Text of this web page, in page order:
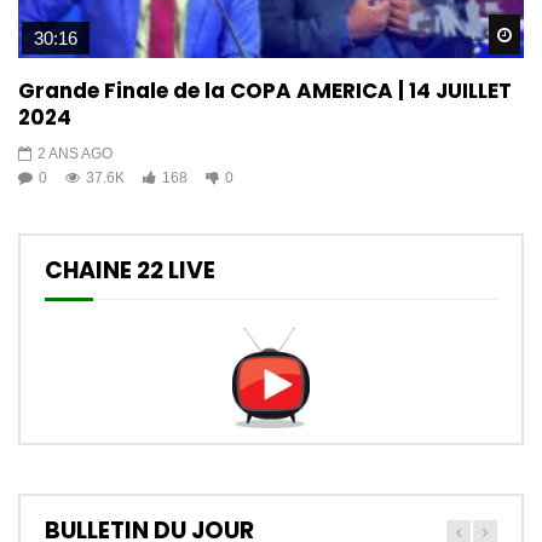
30:16
Grande Finale de la COPA AMERICA | 14 JUILLET
2024
2 ANS AGO
0
37.6K 168 0
CHAINE 22 LIVE
BULLETIN DU JOUR